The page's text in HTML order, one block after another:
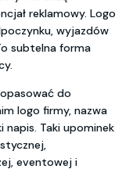
reklamowy. Logo
wyjazdów
subtelna forma
do
logo firmy, nazwa
napis. Taki upominek
eventowej i